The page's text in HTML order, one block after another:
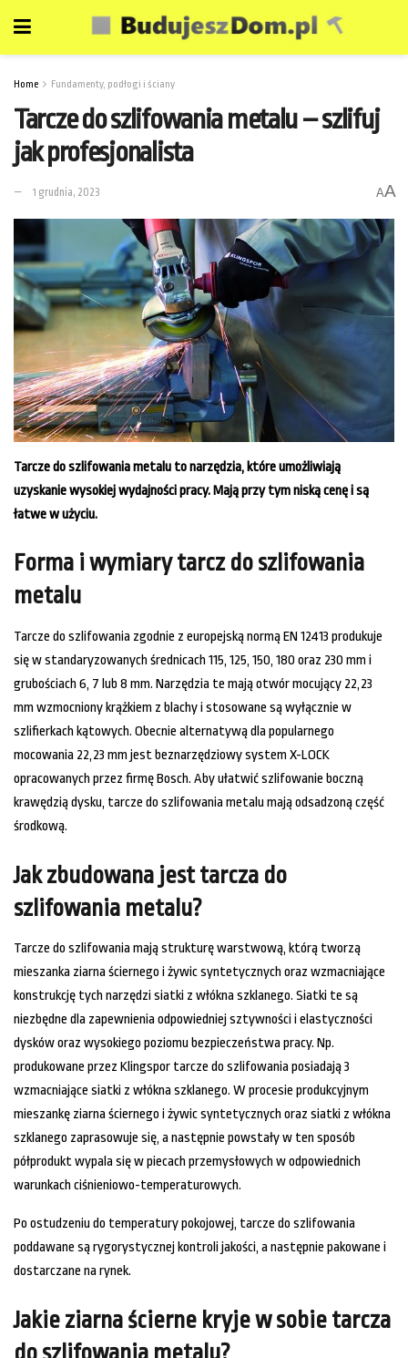
Home Fundamenty, podłogi i ściany
Tarcze do szlifowania metalu – szlifuj
jak profesjonalista
1 grudnia, 2023 AA
Tarcze do szlifowania metalu to narzędzia, które umożliwiają
uzyskanie wysokiej wydajności pracy. Mają przy tym niską cenę i są
łatwe w użyciu.
Forma i wymiary tarcz do szlifowania
metalu
Tarcze do szlifowania zgodnie z europejską normą EN 12413 produkuje
się w standaryzowanych średnicach 115, 125, 150, 180 oraz 230 mm i
grubościach 6, 7 lub 8 mm. Narzędzia te mają otwór mocujący 22,23
mm wzmocniony krążkiem z blachy i stosowane są wyłącznie w
szlifierkach kątowych. Obecnie alternatywą dla popularnego
mocowania 22,23 mm jest beznarzędziowy system X-LOCK
opracowanych przez firmę Bosch. Aby ułatwić szlifowanie boczną
krawędzią dysku, tarcze do szlifowania metalu mają odsadzoną część
środkową.
Jak zbudowana jest tarcza do
szlifowania metalu?
Tarcze do szlifowania mają strukturę warstwową, którą tworzą
mieszanka ziarna ściernego i żywic syntetycznych oraz wzmacniające
konstrukcję tych narzędzi siatki z włókna szklanego. Siatki te są
niezbędne dla zapewnienia odpowiedniej sztywności i elastyczności
dysków oraz wysokiego poziomu bezpieczeństwa pracy. Np.
produkowane przez Klingspor tarcze do szlifowania posiadają 3
wzmacniające siatki z włókna szklanego. W procesie produkcyjnym
mieszankę ziarna ściernego i żywic syntetycznych oraz siatki z włókna
szklanego zaprasowuje się, a następnie powstały w ten sposób
półprodukt wypala się w piecach przemysłowych w odpowiednich
warunkach ciśnieniowo-temperaturowych.
Po ostudzeniu do temperatury pokojowej, tarcze do szlifowania
poddawane są rygorystycznej kontroli jakości, a następnie pakowane i
dostarczane na rynek.
Jakie ziarna ścierne kryje w sobie tarcza